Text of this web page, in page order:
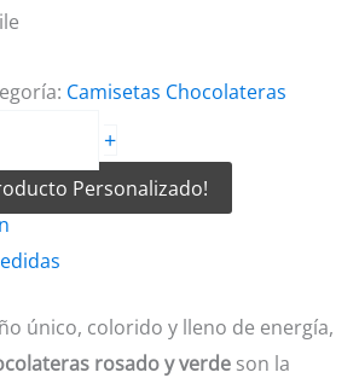
Camisetas Chocolateras
+
Personalizado!
único, colorido y lleno de energía,
rosado y verde son la